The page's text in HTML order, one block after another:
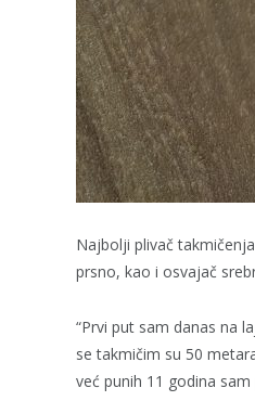
Najbolji plivač
prsno, kao i osvajač
“Prvi put sam danas na
se takmičim su 50
već punih 11 godina